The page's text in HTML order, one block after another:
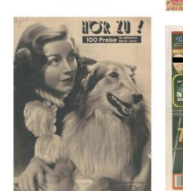
HÖR ZU! – 1949,
NUMMER 10, Woche
vom 27. Februar bis 05.
März